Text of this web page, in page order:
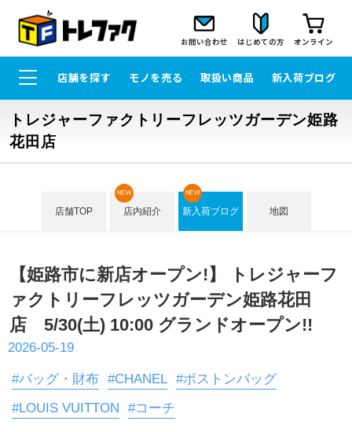
お問い合わせ はじめての方 オンライン
店舗を探す モノを売る 取扱い商品 新入荷ブログ
トレジャーファクトリーフレッツガーデン姫路
花田店
店舗TOP 店内紹介
NEW
新入荷ブログ
NEW
地図
【姫路市に新店オープン!】 トレジャーフ
ァクトリーフレッツガーデン姫路花田
店 5/30(土) 10:00 グランドオープン!!
2026-05-19
#バッグ・財布 #CHANEL #ボストンバッグ
#LOUIS VUITTON
#コーチ